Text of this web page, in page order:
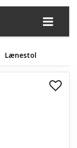
+
+
Lænestol